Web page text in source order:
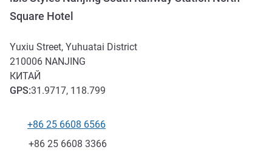
Square Hotel
Yuxiu Street, Yuhuatai District
210006 NANJING
КИТАЙ
GPS:31.9717, 118.799
Телефон
+86 25 6608 6566
Факс
+86 25 6608 3366